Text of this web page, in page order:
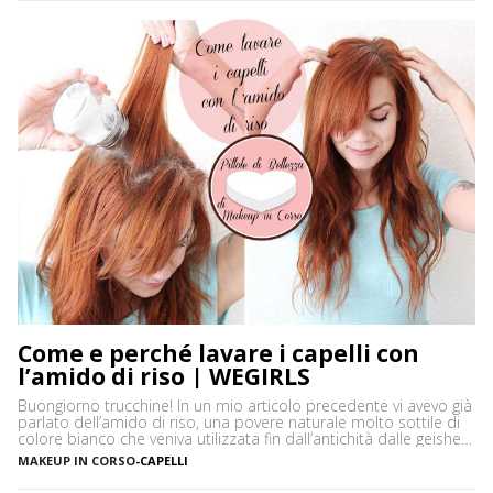
Come e perché lavare i capelli con
l’amido di riso | WEGIRLS
Buongiorno trucchine! In un mio articolo precedente vi avevo già
parlato dell’amido di riso, una povere naturale molto sottile di
colore bianco che veniva utilizzata fin dall’antichità dalle geishe,
in Giappone, per la cura e la bellezza non solo della pelle ma
anche dei capelli. Vi avevo spiegato come realizzare una cipria
MAKEUP IN CORSO-CAPELLI